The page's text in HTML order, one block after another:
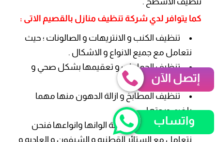
كما يتوافر لدي شركة تنظيف منازل بالقصيم الاتى :
تنظيف الكنب و الانتريهات و الصالونات ؛ حيث
نتعامل مع جميع الانواع و الاشكال .
تنظيف الحمامات و تعقيمها بشكل صحي و
امن .
تنظيف المطابخ و ازالة الدهون منها مهما
بلغت درجتها .
تنظيف الستائر بكافة الوانها وانواعها فنحن
نتعامل مع الستائر القطنيه و الشيفون و العاديه و
إتصل الآن
واتساب